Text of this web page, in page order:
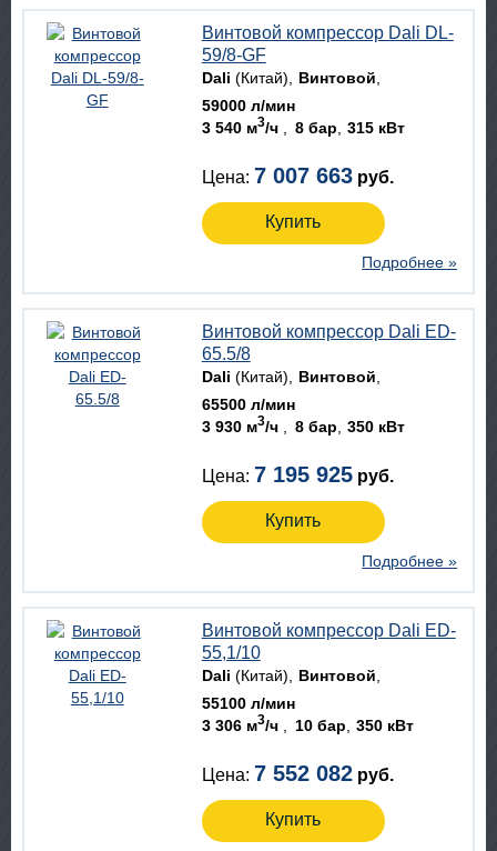
Винтовой компрессор Dali DL-
59/8-GF
Dali (Китай)
Винтовой
59000 л/мин
3 540 м3/ч 8 бар 315 кВт
Цена: 7 007 663 руб.
Купить
Подробнее »
Винтовой компрессор Dali ED-
65.5/8
Dali (Китай)
Винтовой
65500 л/мин
3 930 м3/ч 8 бар 350 кВт
Цена: 7 195 925 руб.
Купить
Подробнее »
Винтовой компрессор Dali ED-
55,1/10
Dali (Китай)
Винтовой
55100 л/мин
3 306 м3/ч 10 бар 350 кВт
Цена: 7 552 082 руб.
Купить